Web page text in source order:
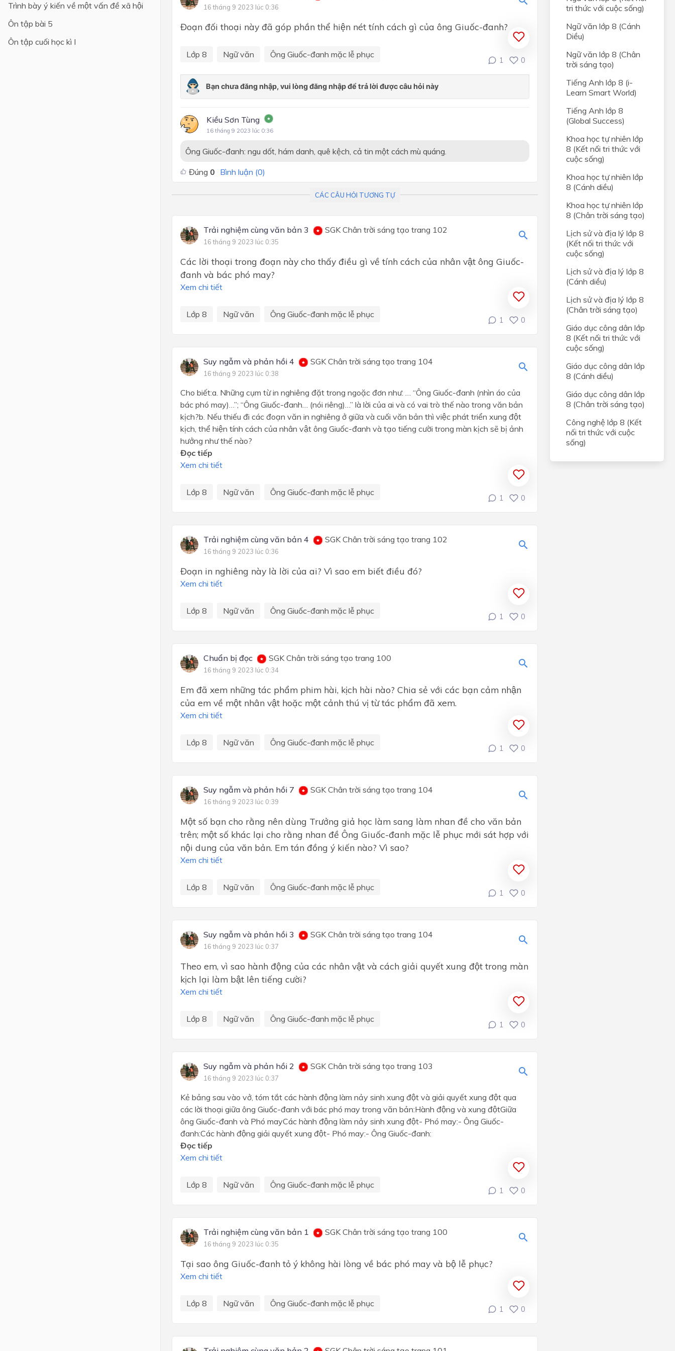
thuyết
Ôn tập học kì II
Bài 3: Sự sống tự thiêng liêng
Bài 5: Những tình huống khôi hài
Bài 7: Yêu thương và hi vọng
Trình bày ý kiến về một vấn đề xã hội
Ôn tập bài 5
Ôn tập cuối học kì I
16 tháng 9 2023 lúc 0:36
Đoạn đối thoại này đã góp phần thể hiện nét tính cách gì của ông Giuốc-đanh?
Lớp 8 Ngữ văn Ông Giuốc-đanh mặc lễ phục
1 0
Kiều Sơn Tùng
16 tháng 9 2023 lúc 0:36
Ông Giuốc-đanh: ngu dốt, hám danh, quê kệch, cả tin một cách mù quáng.
Đúng 0 Bình luận (0)
CÁC CÂU HỎI TƯƠNG TỰ
Trải nghiệm cùng văn bản 3 SGK Chân trời sáng tạo trang 102
16 tháng 9 2023 lúc 0:35
Các lời thoại trong đoạn này cho thấy điều gì về tính cách của nhân vật ông Giuốc-
đanh và bác phó may?
Xem chi tiết
Lớp 8 Ngữ văn Ông Giuốc-đanh mặc lễ phục
1 0
Suy ngẫm và phản hồi 4 SGK Chân trời sáng tạo trang 104
16 tháng 9 2023 lúc 0:38
Cho biết:a. Những cụm từ in nghiêng đặt trong ngoặc đơn như: … “Ông Giuốc-đanh (nhìn áo của
bác phó may)…”; “Ông Giuốc-đanh… (nói riêng)…” là lời của ai và có vai trò thế nào trong văn bản
kịch?b. Nếu thiếu đi các đoạn văn in nghiêng ở giữa và cuối văn bản thì việc phát triển xung đột
kịch, thể hiện tính cách của nhân vật ông Giuốc-đanh và tạo tiếng cười trong màn kịch sẽ bị ảnh
hưởng như thế nào?
Đọc tiếp
Xem chi tiết
Lớp 8 Ngữ văn Ông Giuốc-đanh mặc lễ phục
1 0
Trải nghiệm cùng văn bản 4 SGK Chân trời sáng tạo trang 102
16 tháng 9 2023 lúc 0:36
Đoạn in nghiêng này là lời của ai? Vì sao em biết điều đó?
Xem chi tiết
Lớp 8 Ngữ văn Ông Giuốc-đanh mặc lễ phục
1 0
Chuẩn bị đọc SGK Chân trời sáng tạo trang 100
16 tháng 9 2023 lúc 0:34
Em đã xem những tác phẩm phim hài, kịch hài nào? Chia sẻ với các bạn cảm nhận
của em về một nhân vật hoặc một cảnh thú vị từ tác phẩm đã xem.
Xem chi tiết
Lớp 8 Ngữ văn Ông Giuốc-đanh mặc lễ phục
1 0
Suy ngẫm và phản hồi 7 SGK Chân trời sáng tạo trang 104
16 tháng 9 2023 lúc 0:39
Một số bạn cho rằng nên dùng Trưởng giả học làm sang làm nhan đề cho văn bản
trên; một số khác lại cho rằng nhan đề Ông Giuốc-đanh mặc lễ phục mới sát hợp với
nội dung của văn bản. Em tán đồng ý kiến nào? Vì sao?
Xem chi tiết
Lớp 8 Ngữ văn Ông Giuốc-đanh mặc lễ phục
1 0
Suy ngẫm và phản hồi 3 SGK Chân trời sáng tạo trang 104
16 tháng 9 2023 lúc 0:37
Theo em, vì sao hành động của các nhân vật và cách giải quyết xung đột trong màn
kịch lại làm bật lên tiếng cười?
Xem chi tiết
Lớp 8 Ngữ văn Ông Giuốc-đanh mặc lễ phục
1 0
Suy ngẫm và phản hồi 2 SGK Chân trời sáng tạo trang 103
16 tháng 9 2023 lúc 0:37
Kẻ bảng sau vào vở, tóm tắt các hành động làm nảy sinh xung đột và giải quyết xung đột qua
các lời thoại giữa ông Giuốc-đanh với bác phó may trong văn bản:Hành động và xung độtGiữa
ông Giuốc-đanh và Phó mayCác hành động làm nảy sinh xung đột- Phó may:- Ông Giuốc-
đanh:Các hành động giải quyết xung đột- Phó may:- Ông Giuốc-đanh:
Đọc tiếp
Xem chi tiết
Lớp 8 Ngữ văn Ông Giuốc-đanh mặc lễ phục
1 0
Trải nghiệm cùng văn bản 1 SGK Chân trời sáng tạo trang 100
16 tháng 9 2023 lúc 0:35
Tại sao ông Giuốc-đanh tỏ ý không hài lòng về bác phó may và bộ lễ phục?
Xem chi tiết
Lớp 8 Ngữ văn Ông Giuốc-đanh mặc lễ phục
1 0
tri thức với cuộc sống)
Ngữ văn lớp 8 (Cánh
Diều)
Ngữ văn lớp 8 (Chân
trời sáng tạo)
Tiếng Anh lớp 8 (i-
Learn Smart World)
Tiếng Anh lớp 8
(Global Success)
Khoa học tự nhiên lớp
8 (Kết nối tri thức với
cuộc sống)
Khoa học tự nhiên lớp
8 (Cánh diều)
Khoa học tự nhiên lớp
8 (Chân trời sáng tạo)
Lịch sử và địa lý lớp 8
(Kết nối tri thức với
cuộc sống)
Lịch sử và địa lý lớp 8
(Cánh diều)
Lịch sử và địa lý lớp 8
(Chân trời sáng tạo)
Giáo dục công dân lớp
8 (Kết nối tri thức với
cuộc sống)
Giáo dục công dân lớp
8 (Cánh diều)
Giáo dục công dân lớp
8 (Chân trời sáng tạo)
Công nghệ lớp 8 (Kết
nối tri thức với cuộc
sống)